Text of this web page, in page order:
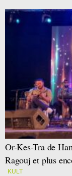
Or-Kes-Tra de
Ragouj et plus
KULT